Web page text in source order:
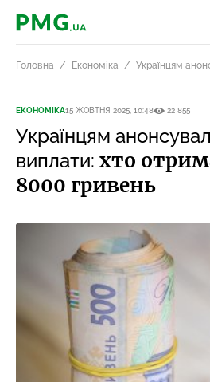
PMG.ua
Головна Економіка Українцям
ЕКОНОМІКА15 ЖОВТНЯ 2025, 10:48 22 855
Українцям
виплати: хто
8000 гривень